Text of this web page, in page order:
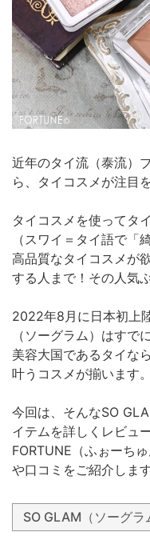
近年のタイ流（泰流）
ら、タイコスメが注目
タイコスメを使ってタ
（スワイ＝タイ語で「
高品質なタイコスメが
する人まで！その人気
2022年8月に日本初上
（ソーグラム）はすで
美容大国であるタイな
叶うコスメが揃います。
今回は、そんなSO
イテムを詳しくレビュ
FORTUNE（ふぉーち
や口コミをご紹介します
SO GLAM（ソーグラ